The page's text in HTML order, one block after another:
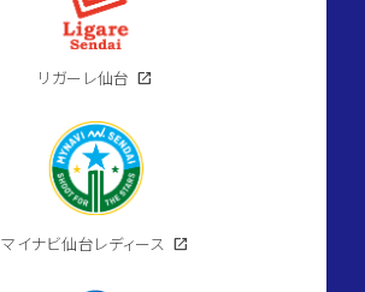
リガーレ仙台 open_in_new
マイナビ仙台レディース open_in_new